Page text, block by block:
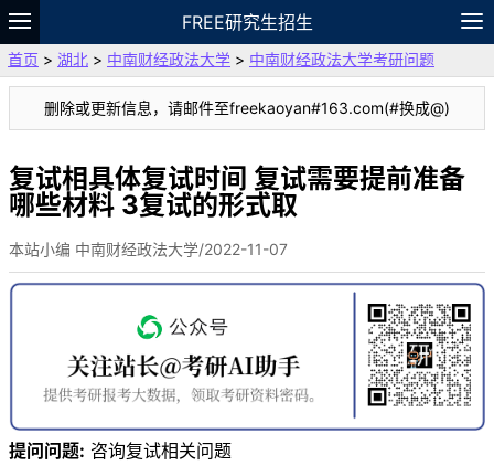
FREE研究生招生
题库
故事 专题 APP 笔记
论坛
VIP
资料
首页 > 湖北 > 中南财经政法大学 > 中南财经政法大学考研问题
删除或更新信息，请邮件至freekaoyan#163.com(#换成@)
复试相具体复试时间 复试需要提前准备
哪些材料 3复试的形式取
本站小编 中南财经政法大学/2022-11-07
提问问题: 咨询复试相关问题